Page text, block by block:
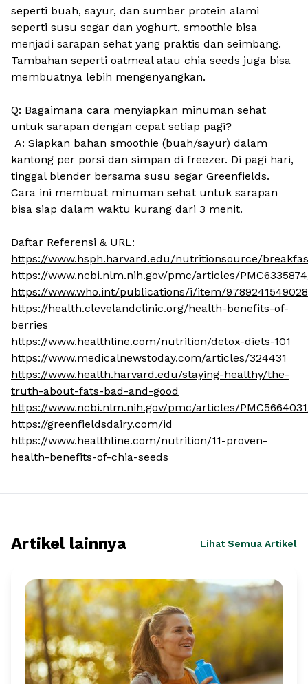
seperti buah, sayur, dan sumber protein alami
seperti susu segar dan yoghurt, smoothie bisa
menjadi sarapan sehat yang praktis dan seimbang.
Tambahan seperti oatmeal atau chia seeds juga bisa
membuatnya lebih mengenyangkan.
Q: Bagaimana cara menyiapkan minuman sehat
untuk sarapan dengan cepat setiap pagi?
A: Siapkan bahan smoothie (buah/sayur) dalam
kantong per porsi dan simpan di freezer. Di pagi hari,
tinggal blender bersama susu segar Greenfields.
Cara ini membuat minuman sehat untuk sarapan
bisa siap dalam waktu kurang dari 3 menit.
Daftar Referensi & URL:
https://www.hsph.harvard.edu/nutritionsource/
https://www.ncbi.nlm.nih.gov/pmc/articles/
https://www.who.int/publications/i/item/9789241549028
https://health.clevelandclinic.org/health-benefits-of-
berries
https://www.healthline.com/nutrition/detox-diets-101
https://www.medicalnewstoday.com/articles/324431
https://www.health.harvard.edu/staying-healthy/the-
truth-about-fats-bad-and-good
https://www.ncbi.nlm.nih.gov/pmc/articles/
https://greenfieldsdairy.com/id
https://www.healthline.com/nutrition/11-proven-
health-benefits-of-chia-seeds
Artikel lainnya Lihat Semua Artikel